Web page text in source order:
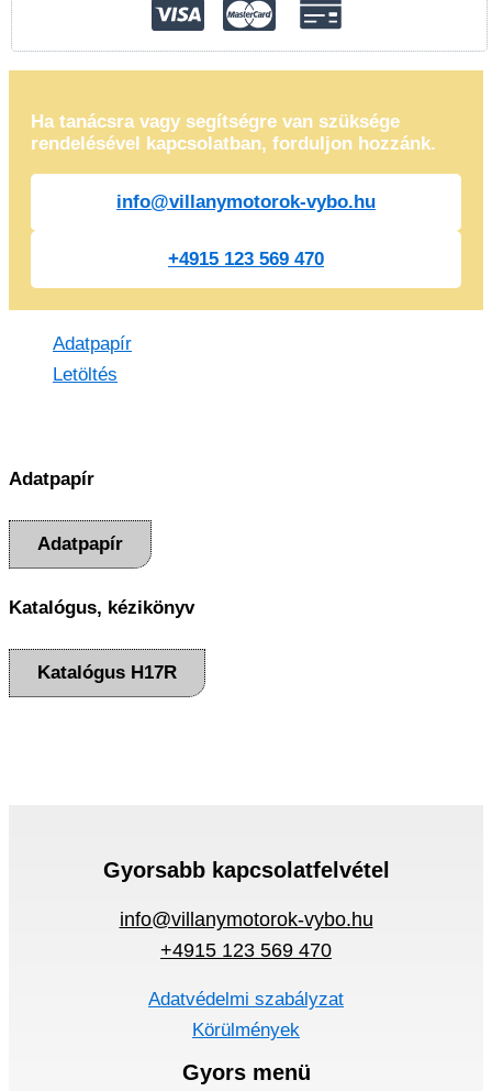
Ha tanácsra vagy segítségre van szüksége
rendelésével kapcsolatban, forduljon hozzánk.
info@villanymotorok-vybo.hu
+4915 123 569 470
Adatpapír
Letöltés
Adatpapír
Adatpapír
Katalógus, kézikönyv
Katalógus H17R
Gyorsabb kapcsolatfelvétel
info@villanymotorok-vybo.hu
+4915 123 569 470
Adatvédelmi szabályzat
Körülmények
Gyors menü